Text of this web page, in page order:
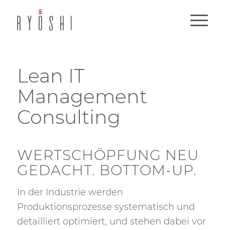
Lean IT
Management
Consulting
WERTSCHÖPFUNG NEU
GEDACHT. BOTTOM-UP.
In der Industrie werden
Produktionsprozesse systematisch und
detailliert optimiert, und stehen dabei vor